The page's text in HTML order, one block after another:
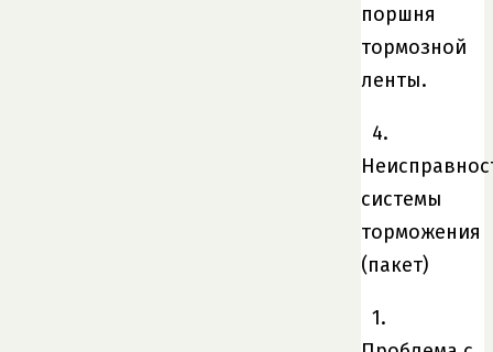
поршня
тормозной
ленты.
4.
системы
торможения
(пакет)
1.